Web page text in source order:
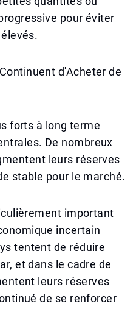
pour éviter
d'Acheter de
forts à long terme
De nombreux
leurs réserves
stable pour le marché.
important
incertain
tentent de réduire
et dans le cadre de
leurs réserves
de se renforcer